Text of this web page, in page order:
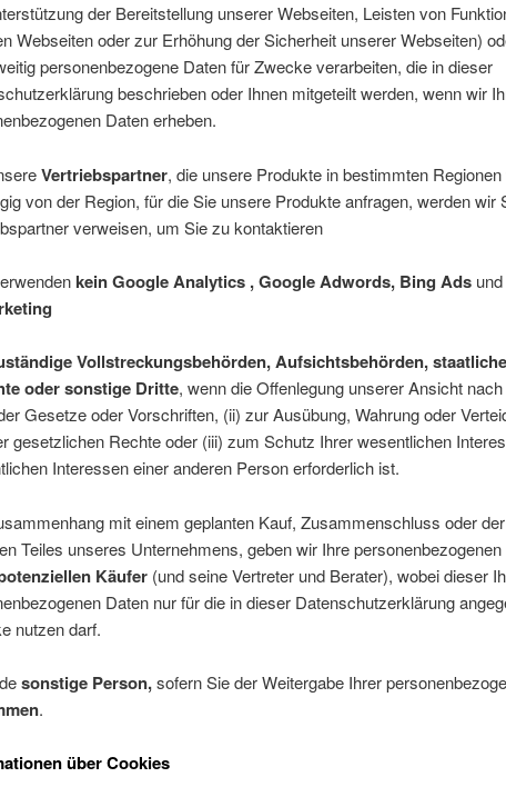
der Bereitstellung unserer Webseiten, Leisten von
Webseiten oder zur Erhöhung der Sicherheit unserer Webseiten)
personenbezogene Daten für Zwecke verarbeiten, die in dieser
beschrieben oder Ihnen mitgeteilt werden, wenn wir
Daten erheben.
Vertriebspartner, die unsere Produkte in bestimmten
von der Region, für die Sie unsere Produkte anfragen, werden wir
verweisen, um Sie zu kontaktieren
kein Google Analytics , Google Adwords, Bing Adsund
Vollstreckungsbehörden, Aufsichtsbehörden,
oder sonstige Dritte, wenn die Offenlegung unserer Ansicht
Gesetze oder Vorschriften, (ii) zur Ausübung, Wahrung oder
gesetzlichen Rechte oder (iii) zum Schutz Ihrer wesentlichen
Interessen einer anderen Person erforderlich ist.
mit einem geplanten Kauf, Zusammenschluss oder
Teiles unseres Unternehmens, geben wir Ihre
Käufer(und seine Vertreter und Berater), wobei dieser
Daten nur für die in dieser Datenschutzerklärung
nutzen darf.
sonstige Person,sofern Sie der Weitergabe Ihrer
.
über Cookies